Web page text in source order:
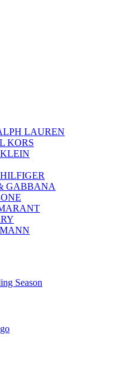
LAUREN
KORS
GABBANA
Season